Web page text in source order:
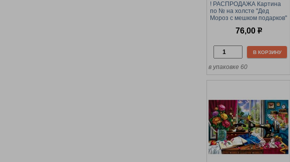
! РАСПРОДАЖА Картина
по № на холсте "Дед
Мороз с мешком подарков"
76,00 р
В КОРЗИНУ
в упаковке 60